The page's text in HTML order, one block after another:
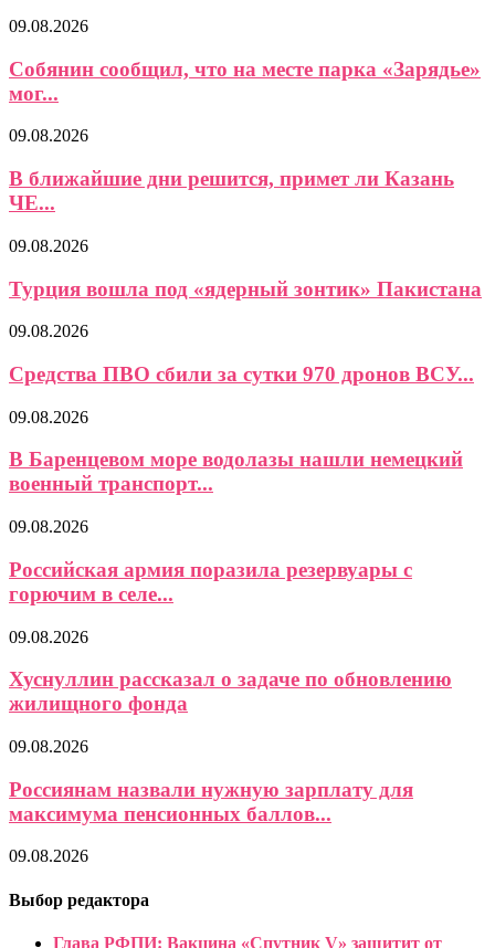
09.08.2026
Собянин сообщил, что на месте парка «Зарядье»
мог...
09.08.2026
В ближайшие дни решится, примет ли Казань
ЧЕ...
09.08.2026
Турция вошла под «ядерный зонтик» Пакистана
09.08.2026
Средства ПВО сбили за сутки 970 дронов ВСУ...
09.08.2026
В Баренцевом море водолазы нашли немецкий
военный транспорт...
09.08.2026
Российская армия поразила резервуары с
горючим в селе...
09.08.2026
Хуснуллин рассказал о задаче по обновлению
жилищного фонда
09.08.2026
Россиянам назвали нужную зарплату для
максимума пенсионных баллов...
09.08.2026
Выбор редактора
Глава РФПИ: Вакцина «Спутник V» защитит от